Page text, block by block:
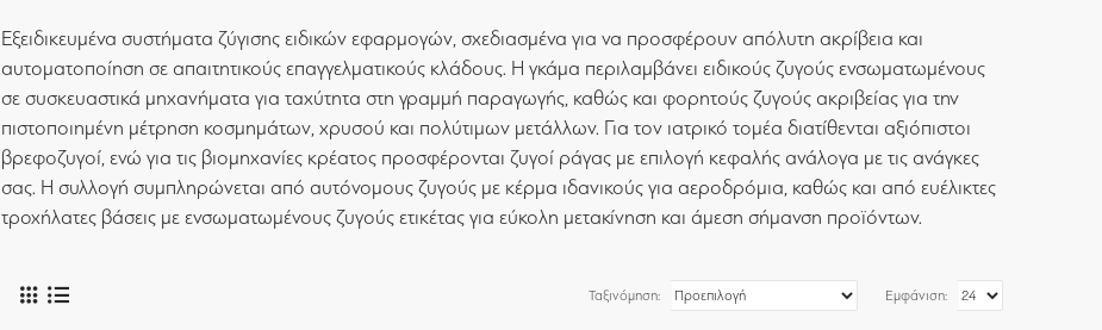
Εξειδικευμένα συστήματα ζύγισης ειδικών εφαρμογών, σχεδιασμένα για να προσφέρουν απόλυτη ακρίβεια και
αυτοματοποίηση σε απαιτητικούς επαγγελματικούς κλάδους. Η γκάμα περιλαμβάνει ειδικούς ζυγούς ενσωματωμένους
σε συσκευαστικά μηχανήματα για ταχύτητα στη γραμμή παραγωγής, καθώς και φορητούς ζυγούς ακριβείας για την
πιστοποιημένη μέτρηση κοσμημάτων, χρυσού και πολύτιμων μετάλλων. Για τον ιατρικό τομέα διατίθενται αξιόπιστοι
βρεφοζυγοί, ενώ για τις βιομηχανίες κρέατος προσφέρονται ζυγοί ράγας με επιλογή κεφαλής ανάλογα με τις ανάγκες
σας. Η συλλογή συμπληρώνεται από αυτόνομους ζυγούς με κέρμα ιδανικούς για αεροδρόμια, καθώς και από ευέλικτες
τροχήλατες βάσεις με ενσωματωμένους ζυγούς ετικέτας για εύκολη μετακίνηση και άμεση σήμανση προϊόντων.
Ταξινόμηση: Εμφάνιση: